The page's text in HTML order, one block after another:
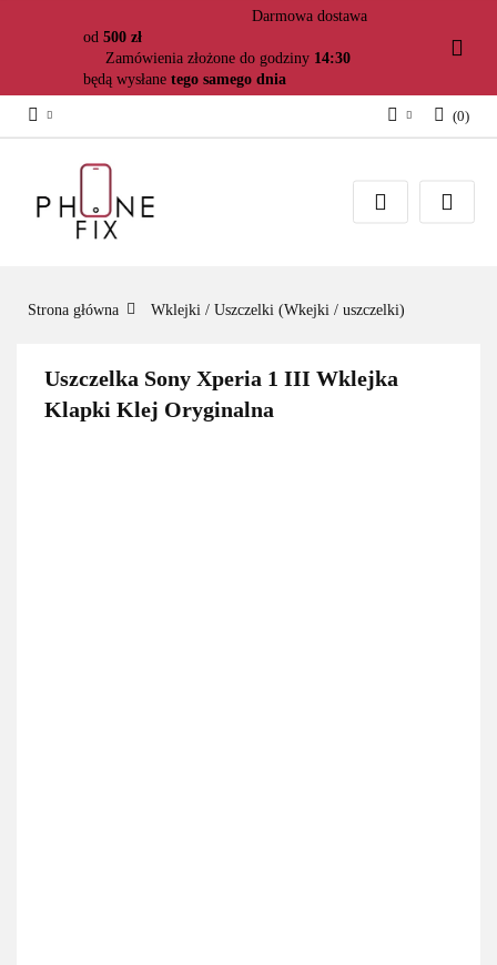
Darmowa dostawa
od 500 zł
Zamówienia złożone do godziny 14:30
będą wysłane tego samego dnia
Załóż konto
(0)
Strona główna Wklejki / Uszczelki (Wkejki / uszczelki)
Uszczelka Sony Xperia 1 III Wklejka
Klapki Klej Oryginalna